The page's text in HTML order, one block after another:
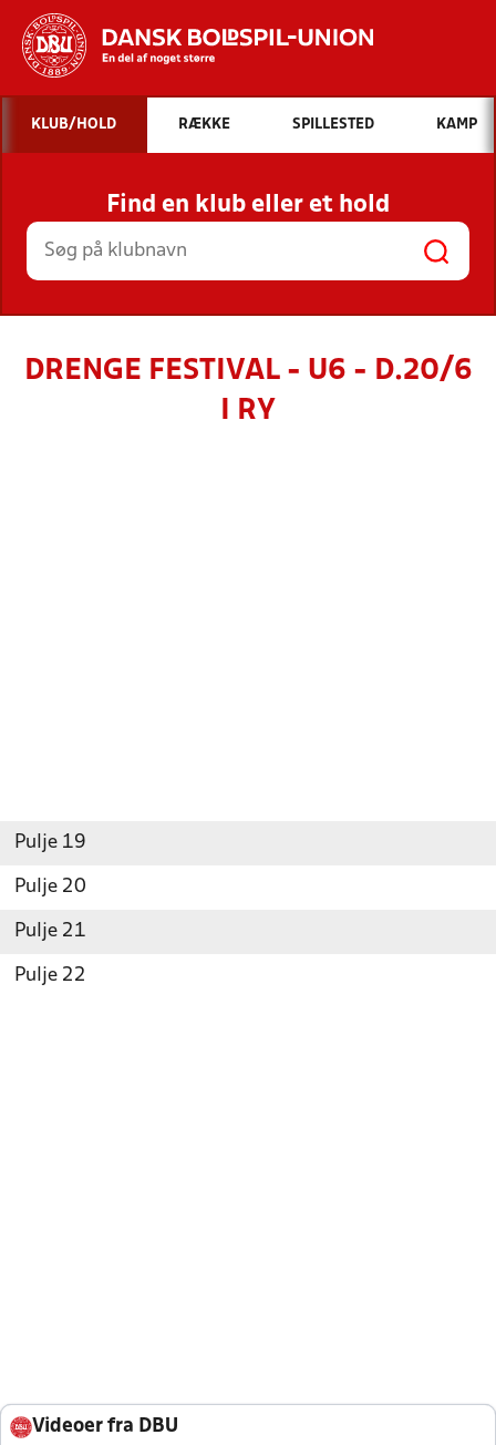
Hvad vil du søge efter?
INDHOLD OG NYHEDER
STILLINGER, RESULTATER, KLUBBER OG
HOLD
KLUB/HOLD RÆKKE SPILLESTED KAMP
Find en klub eller et hold
DRENGE FESTIVAL - U6 - D.20/6
I RY
Pulje 19
Pulje 20
Pulje 21
Pulje 22
Videoer fra DBU